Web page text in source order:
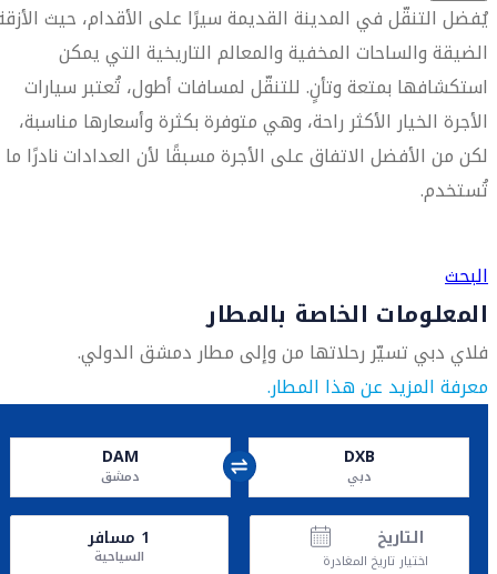
يُفضل التنقّل في المدينة القديمة سيرًا على الأقدام، حيث
الضيقة والساحات المخفية والمعالم التاريخية التي يمكن
استكشافها بمتعة وتأنٍ. للتنقّل لمسافات أطول، تُعتبر سيارات
الأجرة الخيار الأكثر راحة، وهي متوفرة بكثرة وأسعارها مناسبة،
لكن من الأفضل الاتفاق على الأجرة مسبقًا لأن العدادات نادرًا ما
تُستخدم.
البحث
المعلومات الخاصة بالمطار
فلاي دبي تسيّر رحلاتها من وإلى مطار دمشق الدولي.
معرفة المزيد عن هذا المطار.
DXB
دبي
DAM
دمشق
التاريخ
اختيار تاريخ المغادرة
1 مسافر
السياحية